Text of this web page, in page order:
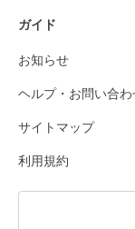
ガイド
お知らせ
ヘルプ・お問い合わ
サイトマップ
利用規約